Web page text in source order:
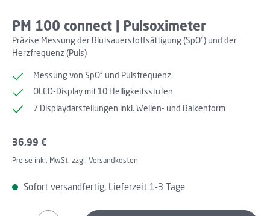
PM 100 connect | Pulsoximeter
Präzise Messung der Blutsauerstoffsättigung (SpO²) und der
Herzfrequenz (Puls)
Messung von SpO² und Pulsfrequenz
OLED-Display mit 10 Helligkeitsstufen
7 Displaydarstellungen inkl. Wellen- und Balkenform
Regulärer Preis:
36,99 €
Preise inkl. MwSt. zzgl. Versandkosten
Sofort versandfertig, Lieferzeit 1-3 Tage